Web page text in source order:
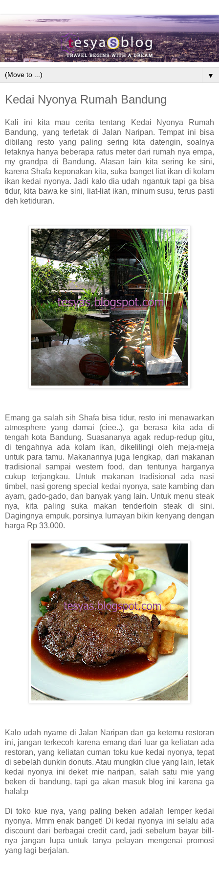
▼
Kedai Nyonya Rumah Bandung
Kali ini kita mau cerita tentang Kedai Nyonya Rumah
Bandung, yang terletak di Jalan Naripan. Tempat ini bisa
dibilang resto yang paling sering kita datengin, soalnya
letaknya hanya beberapa ratus meter dari rumah nya empa,
my grandpa di Bandung. Alasan lain kita sering ke sini,
karena Shafa keponakan kita, suka banget liat ikan di kolam
ikan kedai nyonya. Jadi kalo dia udah ngantuk tapi ga bisa
tidur, kita bawa ke sini, liat-liat ikan, minum susu, terus pasti
deh ketiduran.
Emang ga salah sih Shafa bisa tidur, resto ini menawarkan
atmosphere yang damai (ciee..), ga berasa kita ada di
tengah kota Bandung. Suasananya agak redup-redup gitu,
di tengahnya ada kolam ikan, dikelilingi oleh meja-meja
untuk para tamu. Makanannya juga lengkap, dari makanan
tradisional sampai western food, dan tentunya harganya
cukup terjangkau. Untuk makanan tradisional ada nasi
timbel, nasi goreng special kedai nyonya, sate kambing dan
ayam, gado-gado, dan banyak yang lain. Untuk menu steak
nya, kita paling suka makan tenderloin steak di sini.
Dagingnya empuk, porsinya lumayan bikin kenyang dengan
harga Rp 33.000.
Kalo udah nyame di Jalan Naripan dan ga ketemu restoran
ini, jangan terkecoh karena emang dari luar ga keliatan ada
restoran, yang keliatan cuman toku kue kedai nyonya, tepat
di sebelah dunkin donuts. Atau mungkin clue yang lain, letak
kedai nyonya ini deket mie naripan, salah satu mie yang
beken di bandung, tapi ga akan masuk blog ini karena ga
halal:p
Di toko kue nya, yang paling beken adalah lemper kedai
nyonya. Mmm enak banget! Di kedai nyonya ini selalu ada
discount dari berbagai credit card, jadi sebelum bayar bill-
nya jangan lupa untuk tanya pelayan mengenai promosi
yang lagi berjalan.